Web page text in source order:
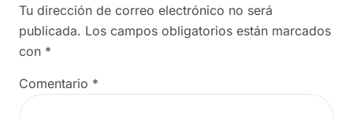
Tu dirección de correo electrónico no será
publicada. Los campos obligatorios están marcados
con *
Comentario *